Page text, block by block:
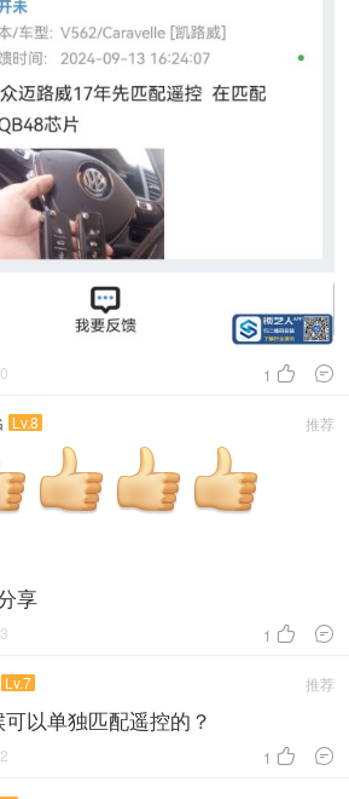
1  
推荐
Lv.8
享
1  
推荐
Lv.7
以单独匹配遥控的？
1  